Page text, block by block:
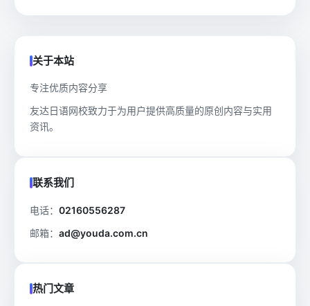
关于本站
专注优质内容分享
友达日语网校致力于为用户提供高质量的原创内容与实用
资讯。
联系我们
电话： 02160556287
邮箱： ad@youda.com.cn
热门文章